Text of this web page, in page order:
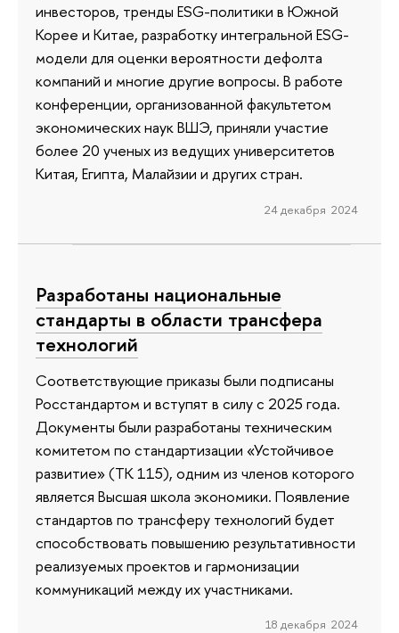
инвесторов, тренды ESG-политики в Южной
Корее и Китае, разработку интегральной ESG-
модели для оценки вероятности дефолта
компаний и многие другие вопросы. В работе
конференции, организованной факультетом
экономических наук ВШЭ, приняли участие
более 20 ученых из ведущих университетов
Китая, Египта, Малайзии и других стран.
24 декабря 2024
Разработаны национальные
стандарты в области трансфера
технологий
Соответствующие приказы были подписаны
Росстандартом и вступят в силу с 2025 года.
Документы были разработаны техническим
комитетом по стандартизации «Устойчивое
развитие» (ТК 115), одним из членов которого
является Высшая школа экономики. Появление
стандартов по трансферу технологий будет
способствовать повышению результативности
реализуемых проектов и гармонизации
коммуникаций между их участниками.
18 декабря 2024